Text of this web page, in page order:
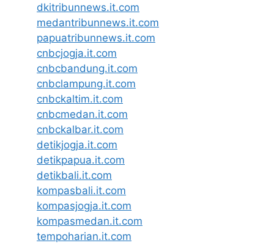
dkitribunnews.it.com
medantribunnews.it.com
papuatribunnews.it.com
cnbcjogja.it.com
cnbcbandung.it.com
cnbclampung.it.com
cnbckaltim.it.com
cnbcmedan.it.com
cnbckalbar.it.com
detikjogja.it.com
detikpapua.it.com
detikbali.it.com
kompasbali.it.com
kompasjogja.it.com
kompasmedan.it.com
tempoharian.it.com